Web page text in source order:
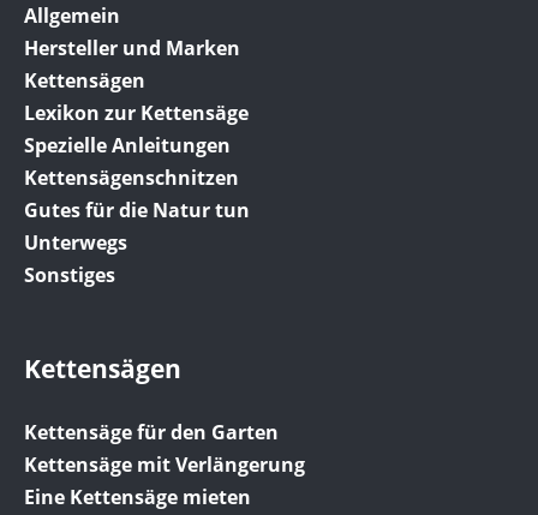
Allgemein
Hersteller und Marken
Kettensägen
Lexikon zur Kettensäge
Spezielle Anleitungen
Kettensägenschnitzen
Gutes für die Natur tun
Unterwegs
Sonstiges
Kettensägen
Kettensäge für den Garten
Kettensäge mit Verlängerung
Eine Kettensäge mieten